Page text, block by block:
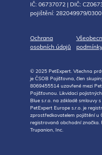
IČ: 06737072 | DIČ:
pojištění: 282049979/0300
Ochrana
osobních údajů
podmínky
© 2025 PetExpert. Všechna
je ČSOB Pojišťovna, člen
8069455514 uzavřené mezi
Pojišťovnou. Likvidaci
Blue s.r.o. na základě smlouvy
PetExpert Europe s.r.o. je
zprostředkovatelem pojištění u
registrovaná obchodní značka.
Trupanion, Inc.